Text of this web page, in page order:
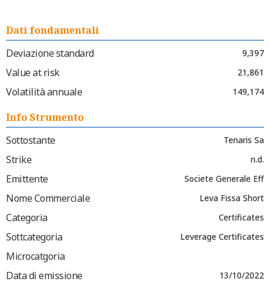
Dati fondamentali
Deviazione standard
9,397
Value at risk 21,861
Volatilità annuale 149,174
Info Strumento
Sottostante
Tenaris Sa
Strike n.d.
Emittente Societe Generale Eff
Nome Commerciale Leva Fissa Short
Categoria Certificates
Sottcategoria Leverage Certificates
Microcatgoria
Data di emissione
13/10/2022